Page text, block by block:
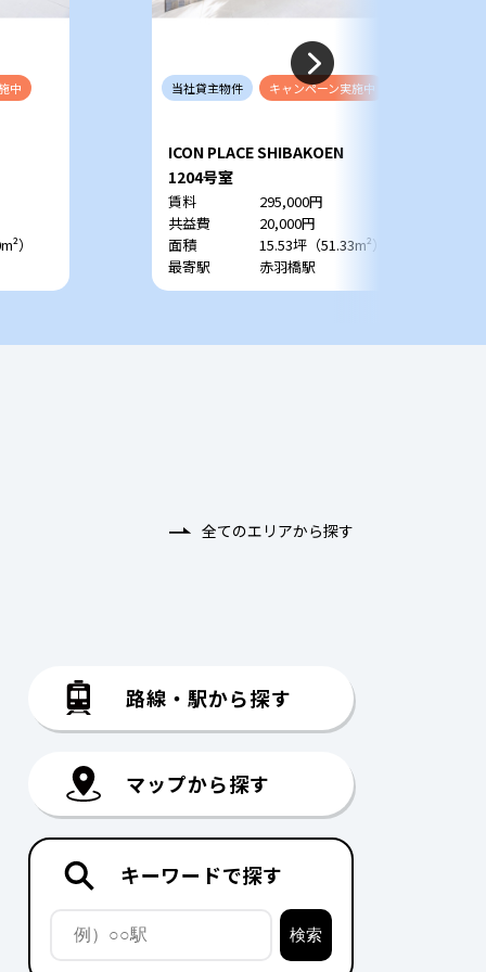
中
）
当社貸主物件 キャンペーン実施中
ICON PLACE SHIBAKOEN
1204号室
賃料
295,000円
共益費
20,000円
面積
15.53坪（51.33m²）
最寄駅
赤羽橋駅
全てのエリアから探す
路線・駅から探す
マップから探す
キーワードで探す